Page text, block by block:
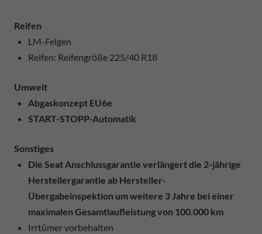
Reifen
LM-Felgen
Reifen: Reifengröße 225/40 R18
Umwelt
Abgaskonzept EU6e
START-STOPP-Automatik
Sonstiges
Die Seat Anschlussgarantie verlängert die 2-jährige
Herstellergarantie ab Hersteller-
Übergabeinspektion um weitere 3 Jahre bei einer
maximalen Gesamtlaufleistung von 100.000 km
Irrtümer vorbehalten